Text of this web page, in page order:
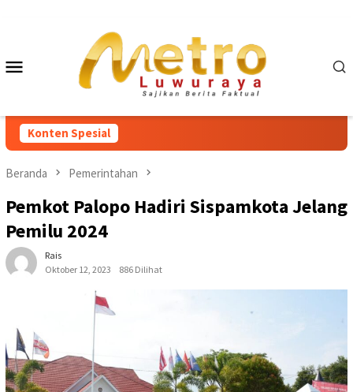
Mobile
Konten Spesial
Beranda Pemerintahan
Pemkot Palopo Hadiri Sispamkota Jelang
Pemilu 2024
Rais
Oktober 12, 2023
886 Dilihat